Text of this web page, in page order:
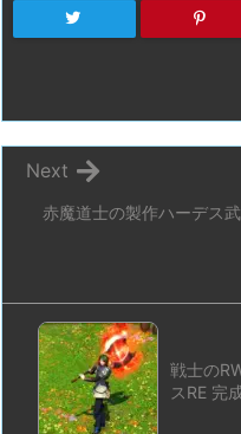
赤魔道士の製作ハーデス
Next
戦士の
スRE 完